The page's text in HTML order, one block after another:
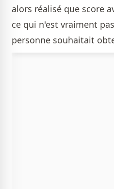
alors réalisé que score
ce qui n'est vraiment
personne souhaitait